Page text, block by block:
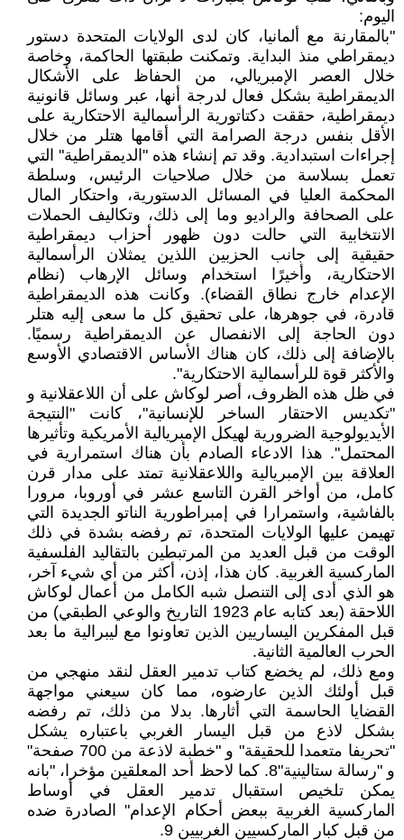
اليوم:
"بالمقارنة مع ألمانيا، كان لدى الولايات المتحدة دستور
ديمقراطي منذ البداية. وتمكنت طبقتها الحاكمة، وخاصة
خلال العصر الإمبريالي، من الحفاظ على الأشكال
الديمقراطية بشكل فعال لدرجة أنها، عبر وسائل قانونية
ديمقراطية، حققت دكتاتورية الرأسمالية الاحتكارية على
الأقل بنفس درجة الصرامة التي أقامها هتلر من خلال
إجراءات استبدادية. وقد تم إنشاء هذه "الديمقراطية" التي
تعمل بسلاسة من خلال صلاحيات الرئيس، وسلطة
المحكمة العليا في المسائل الدستورية، واحتكار المال
على الصحافة والراديو وما إلى ذلك، وتكاليف الحملات
الانتخابية التي حالت دون ظهور أحزاب ديمقراطية
حقيقية إلى جانب الحزبين اللذين يمثلان الرأسمالية
الاحتكارية، وأخيرًا استخدام وسائل الإرهاب (نظام
الإعدام خارج نطاق القضاء). وكانت هذه الديمقراطية
قادرة، في جوهرها، على تحقيق كل ما سعى إليه هتلر
دون الحاجة إلى الانفصال عن الديمقراطية رسميًا.
بالإضافة إلى ذلك، كان هناك الأساس الاقتصادي الأوسع
والأكثر قوة للرأسمالية الاحتكارية".
في ظل هذه الظروف، أصر لوكاش على أن اللاعقلانية و
"تكديس الاحتقار الساخر للإنسانية"، كانت "النتيجة
الأيديولوجية الضرورية لهيكل الإمبريالية الأمريكية وتأثيرها
المحتمل". هذا الادعاء الصادم بأن هناك استمرارية في
العلاقة بين الإمبريالية واللاعقلانية تمتد على مدار قرن
كامل، من أواخر القرن التاسع عشر في أوروبا، مرورا
بالفاشية، واستمرارا في إمبراطورية الناتو الجديدة التي
تهيمن عليها الولايات المتحدة، تم رفضه بشدة في ذلك
الوقت من قبل العديد من المرتبطين بالتقاليد الفلسفية
الماركسية الغربية. كان هذا، إذن، أكثر من أي شيء آخر،
هو الذي أدى إلى التنصل شبه الكامل من أعمال لوكاش
اللاحقة (بعد كتابه عام 1923 التاريخ والوعي الطبقي) من
قبل المفكرين اليساريين الذين تعاونوا مع ليبرالية ما بعد
الحرب العالمية الثانية.
ومع ذلك، لم يخضع كتاب تدمير العقل لنقد منهجي من
قبل أولئك الذين عارضوه، مما كان سيعني مواجهة
القضايا الحاسمة التي أثارها. بدلا من ذلك، تم رفضه
بشكل لاذع من قبل اليسار الغربي باعتباره يشكل
"تحريفا متعمدا للحقيقة" و "خطبة لاذعة من 700 صفحة"
و "رسالة ستالينية"8. كما لاحظ أحد المعلقين مؤخرا، "بانه
يمكن تلخيص استقبال تدمير العقل في أوساط
الماركسية الغربية ببعض أحكام الإعدام" الصادرة ضده
من قبل كبار الماركسيين الغربيين 9.